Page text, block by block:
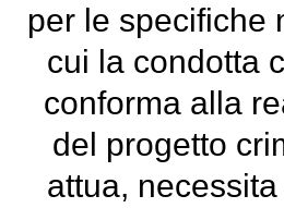
per le specifiche
cui la condotta
conforma alla
del progetto
attua,